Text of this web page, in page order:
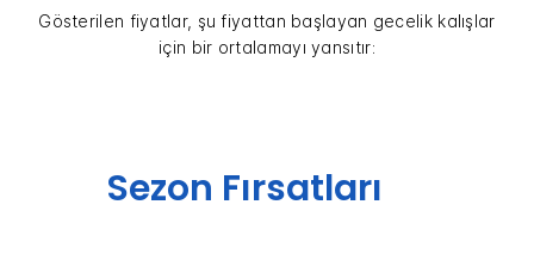
Gösterilen fiyatlar, şu fiyattan başlayan gecelik kalışlar
için bir ortalamayı yansıtır:
Sezon Fırsatları